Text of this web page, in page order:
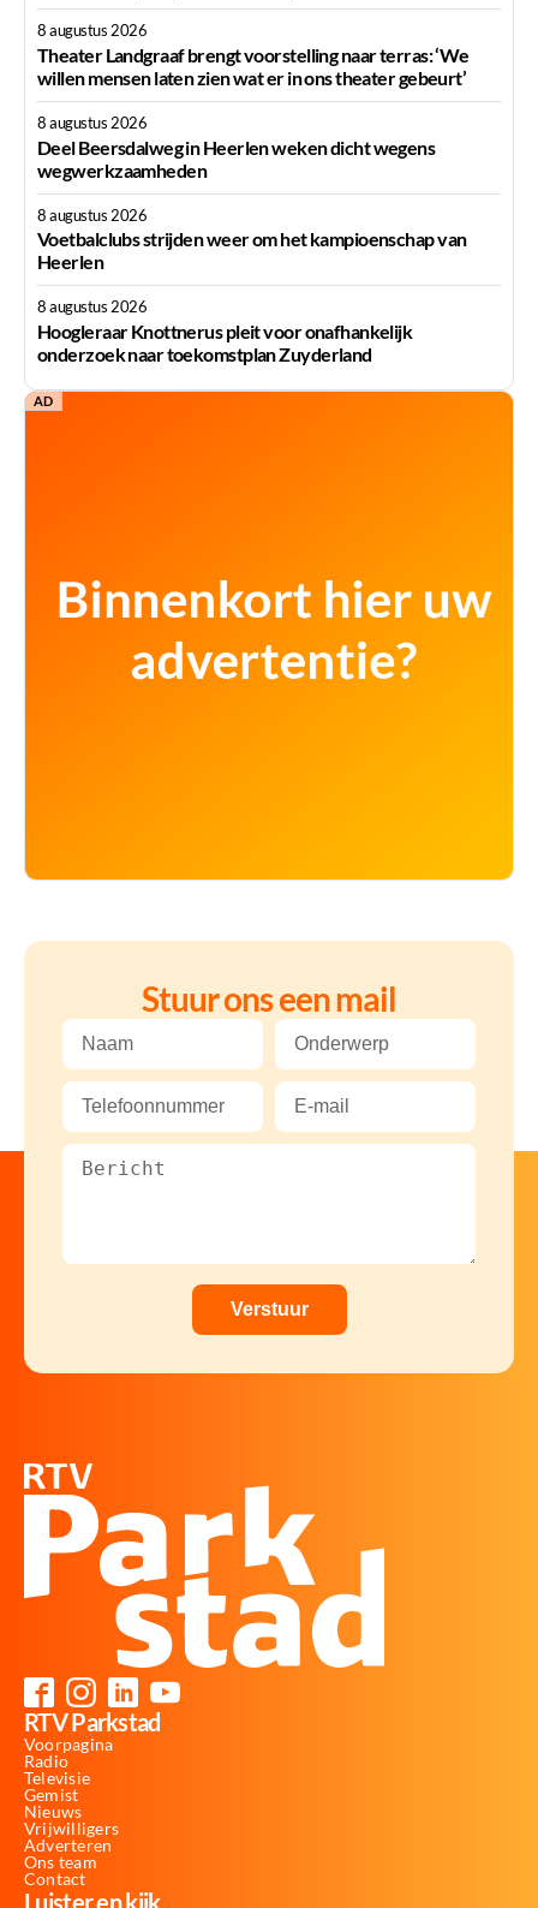
8 augustus 2026
Theater Landgraaf brengt voorstelling naar terras: ‘We
willen mensen laten zien wat er in ons theater gebeurt’
8 augustus 2026
Deel Beersdalweg in Heerlen weken dicht wegens
wegwerkzaamheden
8 augustus 2026
Voetbalclubs strijden weer om het kampioenschap van
Heerlen
8 augustus 2026
Hoogleraar Knottnerus pleit voor onafhankelijk
onderzoek naar toekomstplan Zuyderland
AD
Stuur ons een mail
RTV Parkstad
Voorpagina
Radio
Televisie
Gemist
Nieuws
Vrijwilligers
Adverteren
Ons team
Contact
Luister en kijk